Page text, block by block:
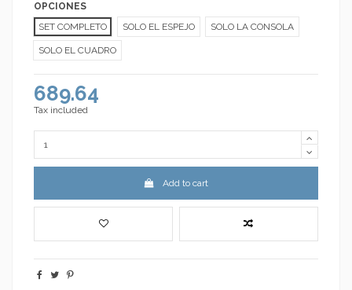
OPCIONES
SET COMPLETO
SOLO EL ESPEJO SOLO LA CONSOLA
SOLO EL CUADRO
689.64
Tax included
Add to cart